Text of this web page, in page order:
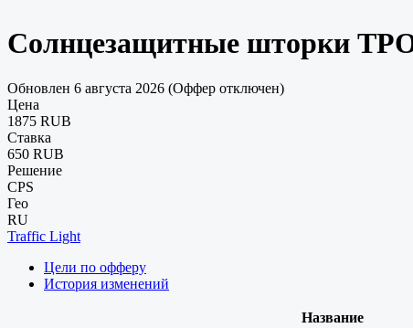
Солнцезащитные шторки
Обновлен 6 августа 2026 (Оффер отключен)
Цена
1875 RUB
Ставка
650 RUB
Решение
CPS
Гео
RU
Traffic Light
Цели по офферу
История изменений
Название